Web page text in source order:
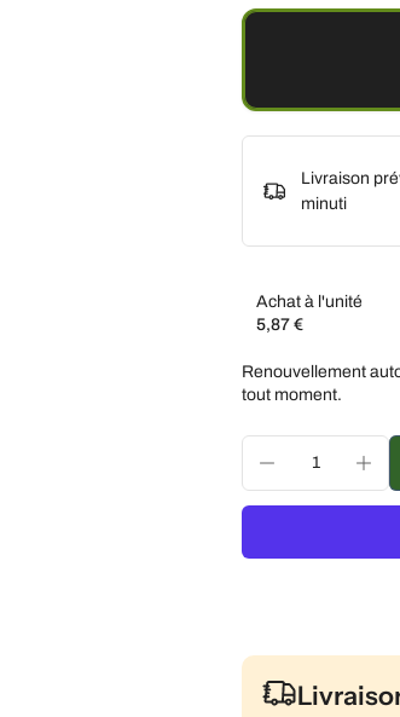
Livraison
minuti
Achat à l'unité
5,87 €
Abonnez-vous et
Livraison
Livraison
Renouvellement
tout moment.